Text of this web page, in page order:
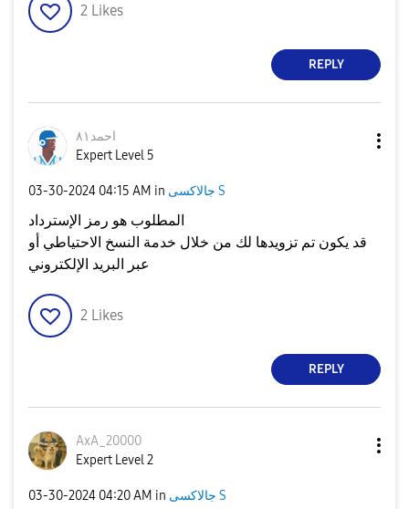
2 Likes
REPLY
احمد٨١
Expert Level 5
‎03-30-2024 04:15 AM in جالاكسى S
المطلوب هو رمز الإسترداد
قد يكون تم تزويدها لك من خلال خدمة النسخ الاحتياطي أو
عبر البريد الإلكتروني
2 Likes
REPLY
AxA_20000
Expert Level 2
‎03-30-2024 04:20 AM in جالاكسى S